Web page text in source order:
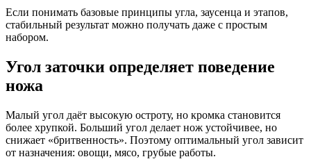
Если понимать базовые принципы угла, заусенца и этапов,
стабильный результат можно получать даже с простым
набором.
Угол заточки определяет поведение
ножа
Малый угол даёт высокую остроту, но кромка становится
более хрупкой. Больший угол делает нож устойчивее, но
снижает «бритвенность». Поэтому оптимальный угол зависит
от назначения: овощи, мясо, грубые работы.